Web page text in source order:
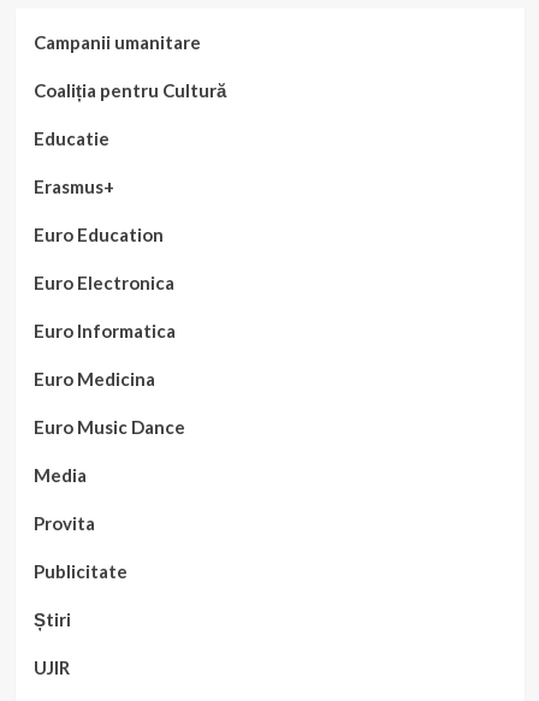
Campanii umanitare
Coaliția pentru Cultură
Educatie
Erasmus+
Euro Education
Euro Electronica
Euro Informatica
Euro Medicina
Euro Music Dance
Media
Provita
Publicitate
Știri
UJIR